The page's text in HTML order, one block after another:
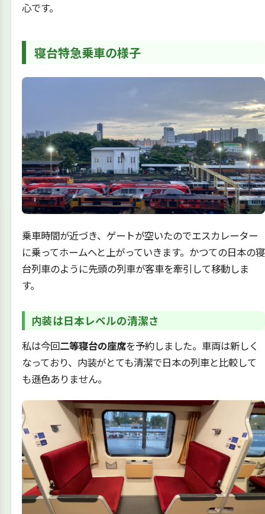
心です。
寝台特急乗車の様子
乗車時間が近づき、ゲートが空いたのでエスカレーター
に乗ってホームへと上がっていきます。かつての日本の寝
台列車のように先頭の列車が客車を牽引して移動しま
す。
内装は日本レベルの清潔さ
私は今回二等寝台の座席を予約しました。車両は新しく
なっており、内装がとても清潔で日本の列車と比較して
も遜色ありません。